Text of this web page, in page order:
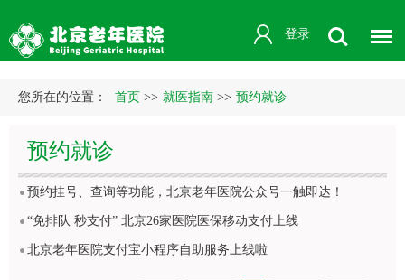
登录
您所在的位置： 首页 >> 就医指南 >> 预约就诊
预约就诊
预约挂号、查询等功能，北京老年医院公众号一触即达！
“免排队 秒支付” 北京26家医院医保移动支付上线
北京老年医院支付宝小程序自助服务上线啦